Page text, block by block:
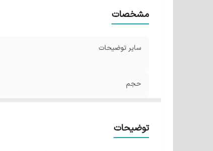
مشخصات
سایر توضیحات
حجم
صادر کننده مجوز
توضیحات